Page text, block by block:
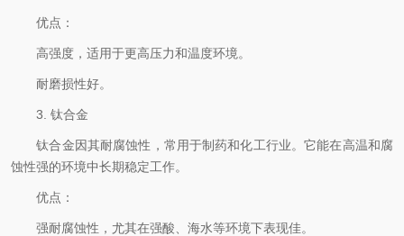
优点：
高强度，适用于更高压力和温度环境。
耐磨损性好。
3. 钛合金
钛合金因其耐腐蚀性，常用于制药和化工行业。它能在高温和腐
蚀性强的环境中长期稳定工作。
优点：
强耐腐蚀性，尤其在强酸、海水等环境下表现佳。